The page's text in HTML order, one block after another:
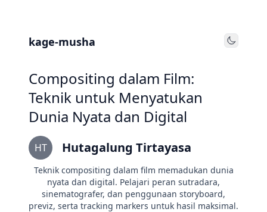
kage-musha Toggle
Compositing dalam Film:
Teknik untuk Menyatukan
Dunia Nyata dan Digital
HT Hutagalung Tirtayasa
Teknik compositing dalam film memadukan dunia
nyata dan digital. Pelajari peran sutradara,
sinematografer, dan penggunaan storyboard,
previz, serta tracking markers untuk hasil maksimal.